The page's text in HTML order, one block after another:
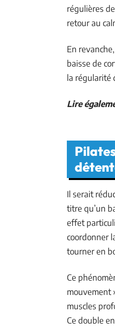
régulières
retour au
En
baisse de
la régularité
Lire
Il serait
titre qu’un
effet
coordonner
tourner en
Ce
mouvement
muscles
Ce double